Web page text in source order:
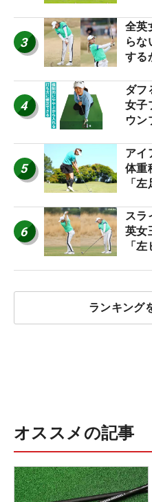
3
全英
らな
する
4
ダフ
女子
ウン
5
アイ
体重
「
6
スラ
英女
「
ランキング
オススメの記事